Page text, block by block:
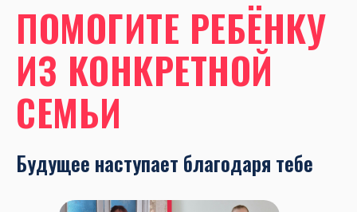
ПОМОГИТЕ РЕБЁНКУ
ИЗ КОНКРЕТНОЙ
СЕМЬИ
Будущее наступает благодаря тебе